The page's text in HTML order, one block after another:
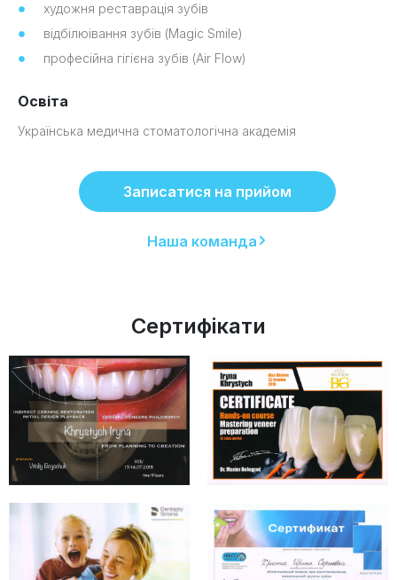
художня реставрація зубів
відбілюівання зубів (Magic Smile)
професійна гігієна зубів (Air Flow)
Освіта
Українська медична стоматологічна академія
Записатися на прийом
Наша команда
Сертифікати